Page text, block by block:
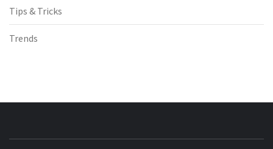
Tips & Tricks
Trends